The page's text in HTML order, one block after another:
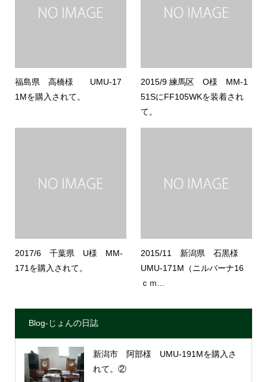
福島県 高橋様 UMU-17
1Mを購入されて。
2015/9 練馬区 O様 MM-1
51SにFF105WKを装着され
て。
2017/6 千葉県 U様 MM-
171を購入されて。
2015/11 新潟県 石黒様
UMU-171M（ニルバーナ16
ｃｍ...
Blog-じょんの日誌
新潟市 阿部様 UMU-191Mを購入さ
れて。②